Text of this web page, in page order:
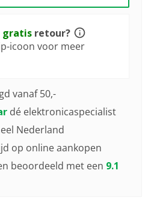
gratisretour?
icoon voor meer
vanaf 50,-
dé elektronicaspecialist
Nederland
op online aankopen
beoordeeld met een 9.1